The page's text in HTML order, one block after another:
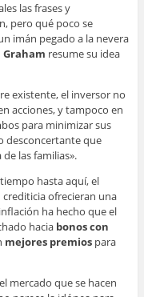
las frases y
pero qué poco se
imán pegado a la nevera
resume su idea
existente, el inversor no
acciones, y tampoco en
para minimizar sus
desconcertante que
las familias».
hasta aquí, el
ofrecieran una
ha hecho que el
hacia bonos con
mejores premiospara
mercado que se hacen